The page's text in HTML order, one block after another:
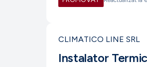
CLIMATICO LINE SRL
Instalator